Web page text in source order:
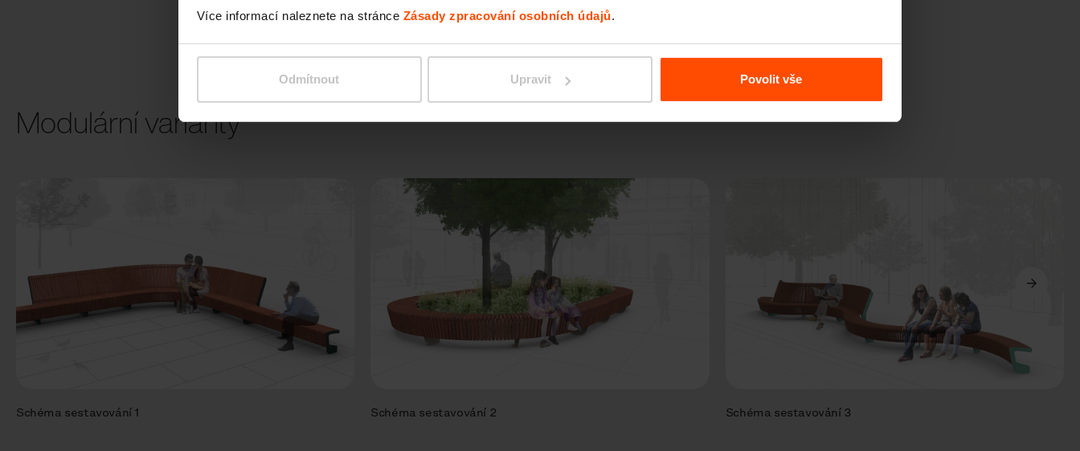
Více informací naleznete na stránce Zásady zpracování osobních údajů.
Odmítnout Upravit Povolit vše
Modulární varianty
Schéma sestavování 1 Schéma sestavování 2 Schéma sestavování 3